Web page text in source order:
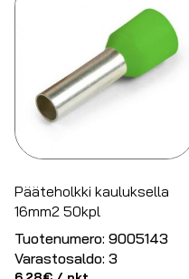
Pääteholkki kauluksella
16mm2 50kpl
Tuotenumero: 9005143
Varastosaldo: 3